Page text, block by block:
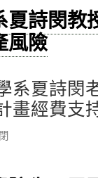
詩閔教
風險
系夏詩閔
畫經費